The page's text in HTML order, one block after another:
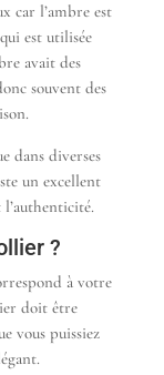
car l’ambre est
est utilisée
avait des
souvent des
dans diverses
un excellent
?
à votre
doit être
vous puissiez